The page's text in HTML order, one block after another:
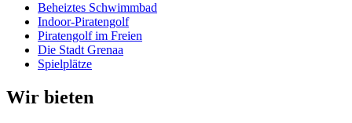
Beheiztes Schwimmbad
Indoor-Piratengolf
Piratengolf im Freien
Die Stadt Grenaa
Spielplätze
Wir bieten